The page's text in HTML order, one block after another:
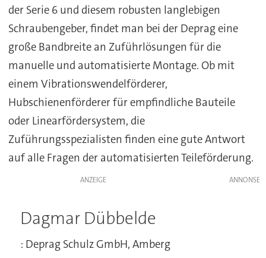
der Serie 6 und diesem robusten langlebigen
Schraubengeber, findet man bei der Deprag eine
große Bandbreite an Zuführlösungen für die
manuelle und automatisierte Montage. Ob mit
einem Vibrationswendelförderer,
Hubschienenförderer für empfindliche Bauteile
oder Linearfördersystem, die
Zuführungsspezialisten finden eine gute Antwort
auf alle Fragen der automatisierten Teileförderung.
ANZEIGE
Dagmar Dübbelde
: Deprag Schulz GmbH, Amberg